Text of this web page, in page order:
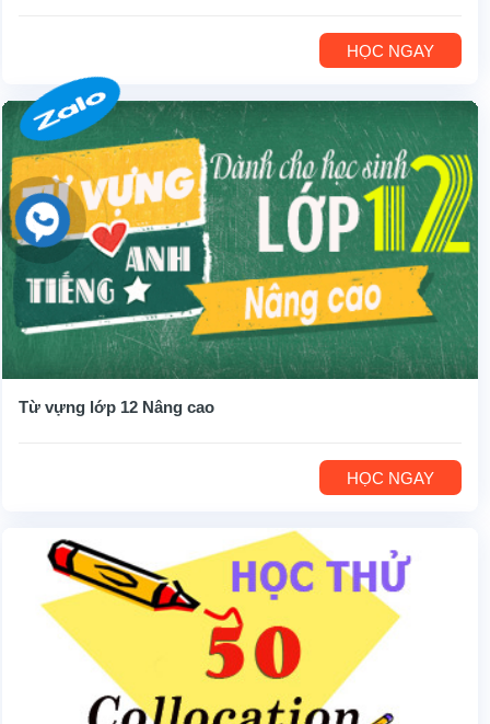
HỌC NGAY
Từ vựng lớp 12 Nâng cao
HỌC NGAY